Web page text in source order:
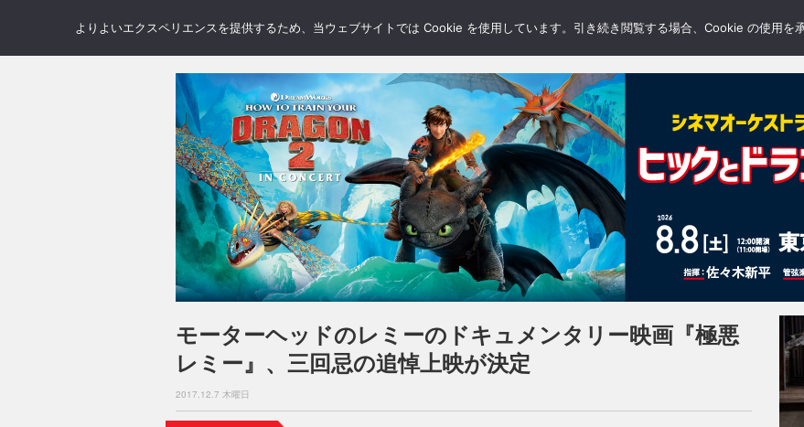
NEWS REVIEWS GALLERY BLOGS FEATURE
モーターヘッドのレミーのドキュメンタリー映画『極悪
レミー』、三回忌の追悼上映が決定
2017.12.7 木曜日
よりよいエクスペリエンスを提供するため、当ウェブサイトでは Cookie を使用しています。引き続き閲覧する場合、Cookie の使用を